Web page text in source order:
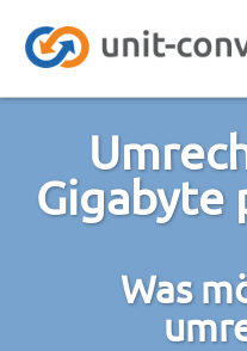
Gigabyte
Was